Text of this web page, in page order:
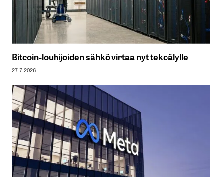
Bitcoin-louhijoiden sähkö virtaa nyt tekoälylle
27.7.2026